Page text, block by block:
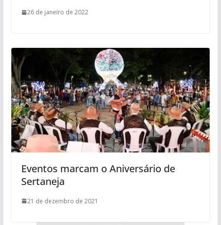
26 de janeiro de 2022
Eventos marcam o Aniversário de
Sertaneja
21 de dezembro de 2021